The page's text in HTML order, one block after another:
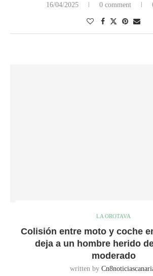
16/04/2025 0 comment
LA OROTAVA
Colisión entre moto y coche
deja a un hombre herido
moderado
written by